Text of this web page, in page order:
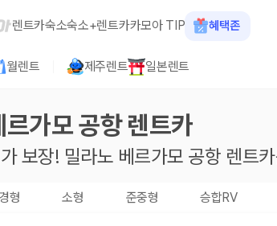
렌트카숙소숙소+렌트카카모아 TIP 혜택존
월렌트 제주렌트 일본렌트
르가모 공항렌트카
보장! 밀라노 베르가모 공항 렌트
경형 소형 준중형 승합RV